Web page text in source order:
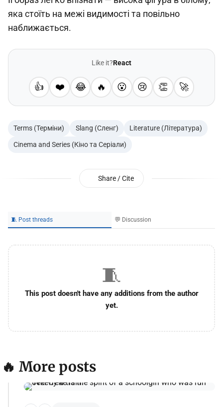
яка стоїть на межі видимості та повільно
наближається.
Like it?React
👍 ❤️ 😂 🔥 😮 😢 👏 🚀
Terms (Терміни) Slang (Сленг) Literature (Література)
Cinema and Series (Кіно та Серіали)
Share / Cite
🧵 Post threads 💬 Discussion
🧵
This post doesn't have any additions from the author
yet.
🔥 More posts